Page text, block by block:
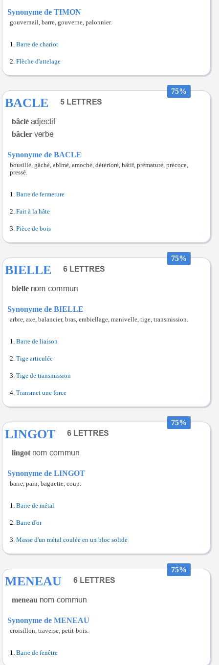
Synonyme de TIMON
gouvernail, barre, gouverne, palonnier.
Barre de chariot
Flèche d'attelage
75%
BACLE
bâclé
bâcler
Synonyme de BACLE
bousillé, gâché, abîmé, amoché, détérioré, hâtif, prématuré, précoce,
pressé.
Barre de fermeture
Fait à la hâte
Pièce de bois
75%
BIELLE
bielle
Synonyme de BIELLE
arbre, axe, balancier, bras, embiellage, manivelle, tige, transmission.
Barre de liaison
Tige articulée
Tige de transmission
Transmet une force
75%
LINGOT
lingot
Synonyme de LINGOT
barre, pain, baguette, coup.
Barre de métal
Barre d'or
Masse d'un métal coulée en un bloc solide
75%
MENEAU
meneau
Synonyme de MENEAU
croisillon, traverse, petit-bois.
Barre de fenêtre